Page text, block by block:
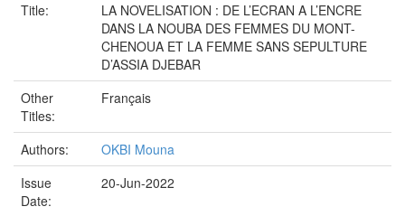
Title:
LA NOVELISATION : DE L’ECRAN A L’ENCRE
DANS LA NOUBA DES FEMMES DU MONT-
CHENOUA ET LA FEMME SANS SEPULTURE
D’ASSIA DJEBAR
Other
Titles:
Français
Authors:
OKBI Mouna
Issue
Date:
20-Jun-2022